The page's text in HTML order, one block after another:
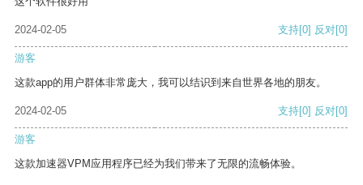
2024-02-05 支持[0] 反对[0]
游客
这款app的用户群体非常庞大，我可以结识到来自世界各地的朋友。
2024-02-05 支持[0] 反对[0]
游客
这款加速器VPM应用程序已经为我们带来了无限的流畅体验。